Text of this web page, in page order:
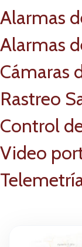
Alarmas
Alarmas
Cámaras
Rastreo
Control
Video